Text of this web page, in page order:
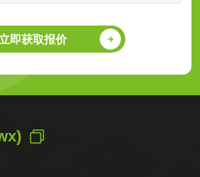
立即获取报价